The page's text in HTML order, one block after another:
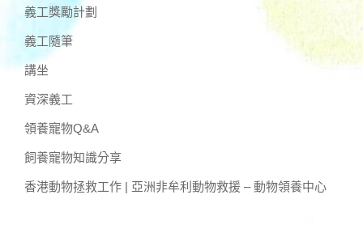
義工獎勵計劃
義工隨筆
講坐
資深義工
領養寵物Q&A
飼養寵物知識分享
香港動物拯救工作 | 亞洲非牟利動物救援 – 動物領養中心